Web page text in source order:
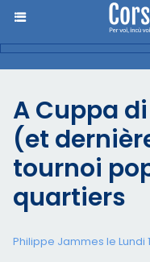
A Cuppa di
(et
tournoi
quartiers
Philippe Jammes le Lundi